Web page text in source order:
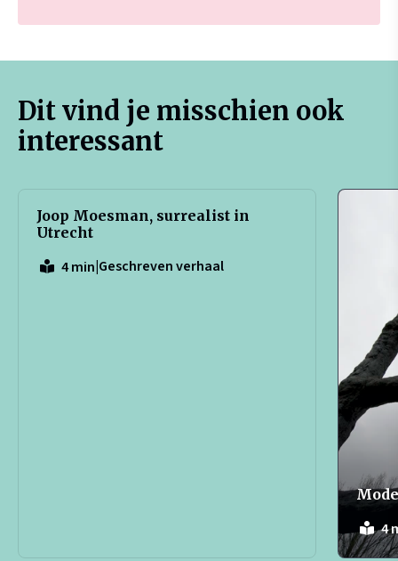
Dit vind je misschien ook
interessant
Joop Moesman, surrealist in
Utrecht
4 min|Geschreven verhaal
4